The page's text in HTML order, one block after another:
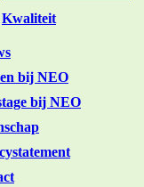
Kwaliteit
bij NEO
bij NEO